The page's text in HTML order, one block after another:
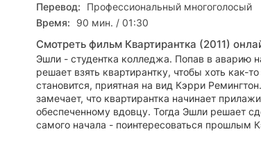
Перевод:
Профессиональный многоголосый
Время:
90 мин. / 01:30
Смотреть фильм Квартирантка (2011)
Эшли - студентка колледжа. Попав в аварию
решает взять квартирантку, чтобы хоть как-
становится, приятная на вид Кэрри
замечает, что квартирантка начинает
обеспеченному вдовцу. Тогда Эшли решает
самого начала - поинтересоваться прошлым